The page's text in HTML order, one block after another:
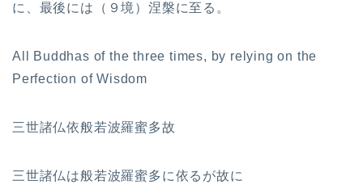
に、最後には（９境）涅槃に至る。
All Buddhas of the three times, by relying on the
Perfection of Wisdom
三世諸仏依般若波羅蜜多故
三世諸仏は般若波羅蜜多に依るが故に